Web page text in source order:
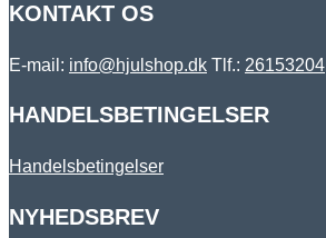
KONTAKT OS
E-mail: info@hjulshop.dk Tlf.: 26153204
HANDELSBETINGELSER
Handelsbetingelser
NYHEDSBREV